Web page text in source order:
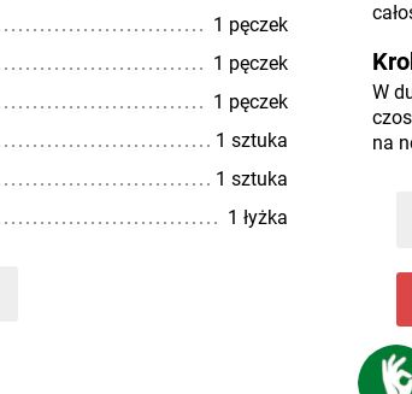
1 pęczek
1 pęczek
1 pęczek
1 sztuka
1 sztuka
1 łyżka
W
na